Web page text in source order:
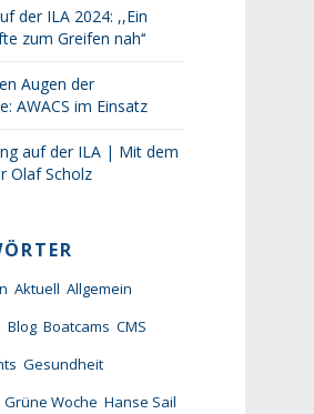
der ILA 2024: ,,Ein
zum Greifen nah‘‘
Augen der
AWACS im Einsatz
auf der ILA | Mit dem
Olaf Scholz
Aktuell Allgemein
Blog Boatcams CMS
Gesundheit
Grüne Woche Hanse Sail